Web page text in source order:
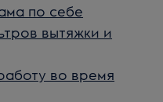
по себе
вытяжки и
во время